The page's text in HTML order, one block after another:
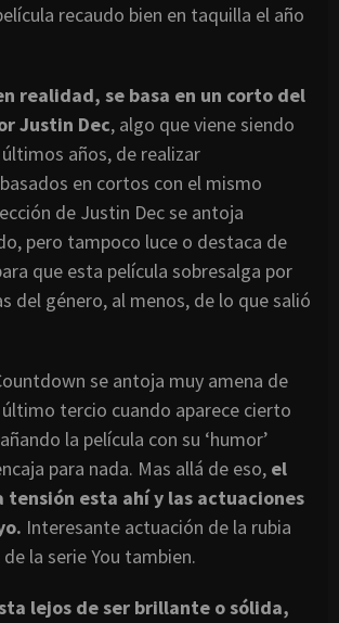
recaudo bien en taquilla el año
realidad, se basa en un corto del
Justin Dec, algo que viene siendo
años, de realizar
en cortos con el mismo
de Justin Dec se antoja
pero tampoco luce o destaca de
que esta película sobresalga por
del género, al menos, de lo que salió
se antoja muy amena de
último tercio cuando aparece cierto
la película con su ‘humor’
para nada. Mas allá de eso, el
esta ahí y las actuaciones
Interesante actuación de la rubia
de la serie You tambien.
lejos de ser brillante o sólida,